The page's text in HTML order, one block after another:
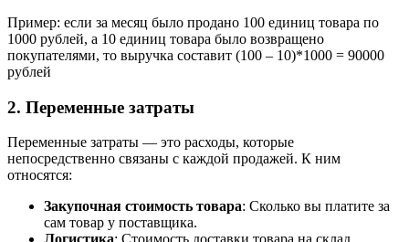
Пример: если за месяц было продано 100 единиц товара по
1000 рублей, а 10 единиц товара было возвращено
покупателями, то выручка составит (100 – 10)*1000 = 90000
рублей
2. Переменные затраты
Переменные затраты — это расходы, которые
непосредственно связаны с каждой продажей. К ним
относятся:
Закупочная стоимость товара: Сколько вы платите за
сам товар у поставщика.